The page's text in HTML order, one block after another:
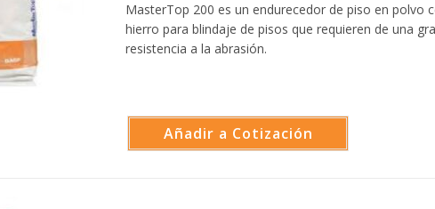
MasterTop 200 es un endurecedor de piso en polvo
hierro para blindaje de pisos que requieren de una
resistencia a la abrasión.
Añadir a Cotización